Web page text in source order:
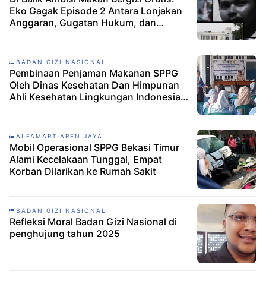
Eko Gagak Episode 2 Antara Lonjakan
Anggaran, Gugatan Hukum, dan
BADAN GIZI NASIONAL
Pembinaan Penjaman Makanan SPPG
Oleh Dinas Kesehatan Dan Himpunan
Ahli Kesehatan Lingkungan Indonesia
ALFAMART AREN JAYA
Mobil Operasional SPPG Bekasi Timur
Alami Kecelakaan Tunggal, Empat
Korban Dilarikan ke Rumah Sakit
BADAN GIZI NASIONAL
Refleksi Moral Badan Gizi Nasional di
penghujung tahun 2025